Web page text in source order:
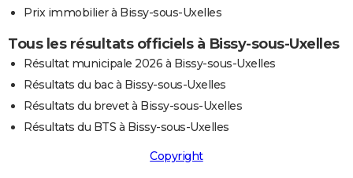
Prix immobilier à Bissy-sous-Uxelles
Tous les résultats officiels à Bissy-sous-Uxelles
Résultat municipale 2026 à Bissy-sous-Uxelles
Résultats du bac à Bissy-sous-Uxelles
Résultats du brevet à Bissy-sous-Uxelles
Résultats du BTS à Bissy-sous-Uxelles
Copyright